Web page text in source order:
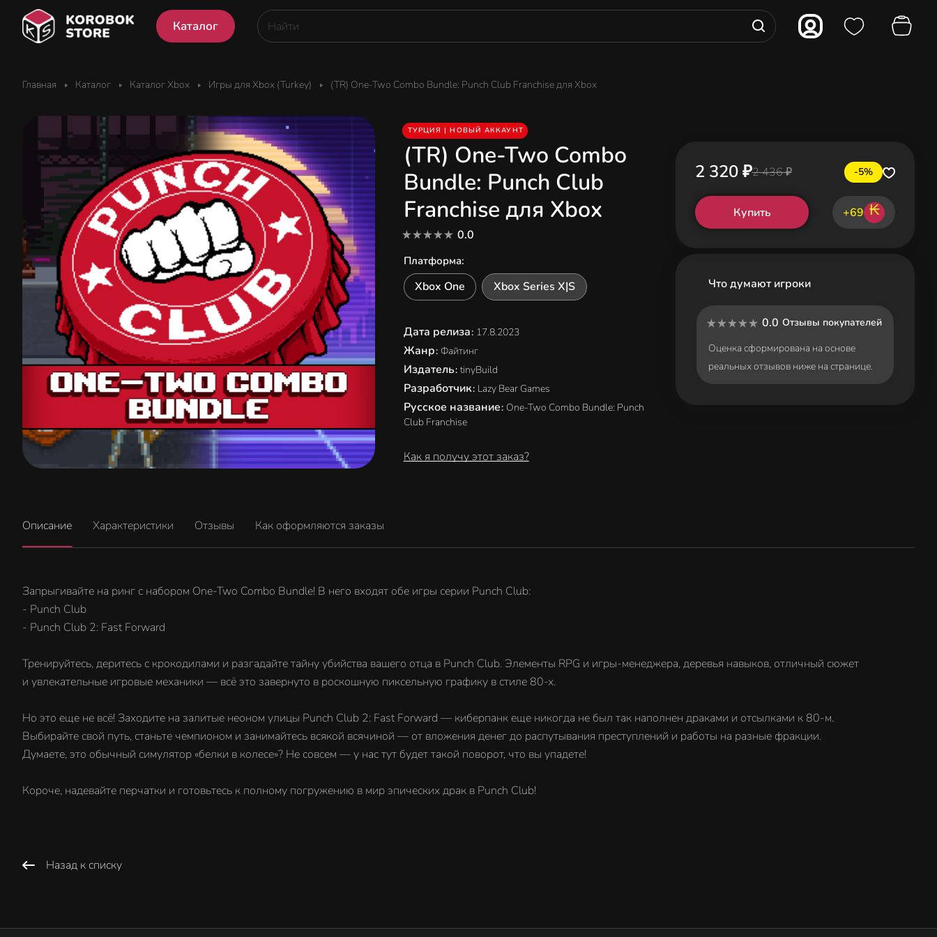
Каталог
Главная Каталог Каталог Xbox Игры для Xbox (Turkey) (TR) One-Two Combo Bundle: Punch Club Franchise для Xbox
ТУРЦИЯ | НОВЫЙ АККАУНТ
(TR) One-Two Combo
Bundle: Punch Club
Franchise для Xbox
0.0
Платформа:
Xbox One Xbox Series X|S
Дата релиза: 17.8.2023
Жанр: Файтинг
Издатель: tinyBuild
Разработчик: Lazy Bear Games
Русское название: One-Two Combo Bundle: Punch
Club Franchise
Как я получу этот заказ?
2 320 ₽2 436 ₽ -5%
Купить +69 ₭
Что думают игроки
0.0 Отзывы покупателей
Оценка сформирована на основе
реальных отзывов ниже на странице.
Описание Характеристики Отзывы Как оформляются заказы
Запрыгивайте на ринг с набором One-Two Combo Bundle! В него входят обе игры серии Punch Club:
- Punch Club
- Punch Club 2: Fast Forward
Тренируйтесь, деритесь с крокодилами и разгадайте тайну убийства вашего отца в Punch Club. Элементы RPG и игры-менеджера, деревья навыков, отличный сюжет
и увлекательные игровые механики — всё это завернуто в роскошную пиксельную графику в стиле 80-х.
Но это еще не всё! Заходите на залитые неоном улицы Punch Club 2: Fast Forward — киберпанк еще никогда не был так наполнен драками и отсылками к 80-м.
Выбирайте свой путь, станьте чемпионом и занимайтесь всякой всячиной — от вложения денег до распутывания преступлений и работы на разные фракции.
Думаете, это обычный симулятор «белки в колесе»? Не совсем — у нас тут будет такой поворот, что вы упадете!
Короче, надевайте перчатки и готовьтесь к полному погружению в мир эпических драк в Punch Club!
Назад к списку